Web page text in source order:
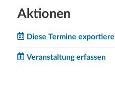
Aktionen
Diese Termine
Veranstaltung erfassen